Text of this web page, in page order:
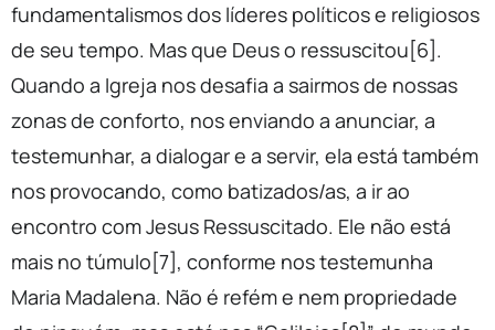
fundamentalismos dos líderes políticos e religiosos
de seu tempo. Mas que Deus o ressuscitou[6].
Quando a Igreja nos desafia a sairmos de nossas
zonas de conforto, nos enviando a anunciar, a
testemunhar, a dialogar e a servir, ela está também
nos provocando, como batizados/as, a ir ao
encontro com Jesus Ressuscitado. Ele não está
mais no túmulo[7], conforme nos testemunha
Maria Madalena. Não é refém e nem propriedade